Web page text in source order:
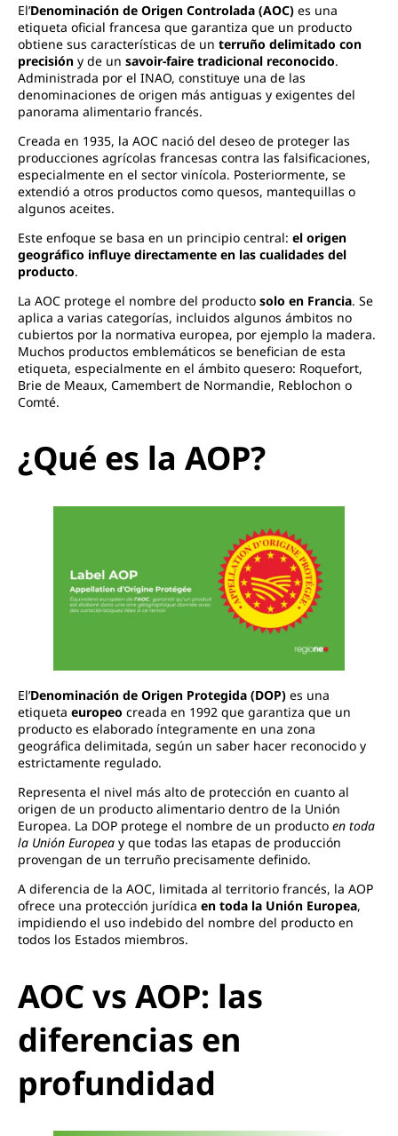
El’Denominación de Origen Controlada (AOC) es una
etiqueta oficial francesa que garantiza que un producto
obtiene sus características de un terruño delimitado con
precisión y de un savoir-faire tradicional reconocido.
Administrada por el INAO, constituye una de las
denominaciones de origen más antiguas y exigentes del
panorama alimentario francés.
Creada en 1935, la AOC nació del deseo de proteger las
producciones agrícolas francesas contra las falsificaciones,
especialmente en el sector vinícola. Posteriormente, se
extendió a otros productos como quesos, mantequillas o
algunos aceites.
Este enfoque se basa en un principio central: el origen
geográfico influye directamente en las cualidades del
producto.
La AOC protege el nombre del producto solo en Francia. Se
aplica a varias categorías, incluidos algunos ámbitos no
cubiertos por la normativa europea, por ejemplo la madera.
Muchos productos emblemáticos se benefician de esta
etiqueta, especialmente en el ámbito quesero: Roquefort,
Brie de Meaux, Camembert de Normandie, Reblochon o
Comté.
¿Qué es la AOP?
El’Denominación de Origen Protegida (DOP) es una
etiqueta europeo creada en 1992 que garantiza que un
producto es elaborado íntegramente en una zona
geográfica delimitada, según un saber hacer reconocido y
estrictamente regulado.
Representa el nivel más alto de protección en cuanto al
origen de un producto alimentario dentro de la Unión
Europea. La DOP protege el nombre de un producto en toda
la Unión Europea y que todas las etapas de producción
provengan de un terruño precisamente definido.
A diferencia de la AOC, limitada al territorio francés, la AOP
ofrece una protección jurídica en toda la Unión Europea,
impidiendo el uso indebido del nombre del producto en
todos los Estados miembros.
AOC vs AOP: las
diferencias en
profundidad